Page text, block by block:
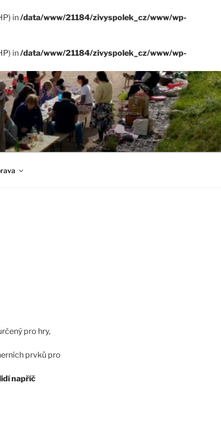
in/data/www/21184/zivyspolek_cz/www/wp-
in/data/www/21184/zivyspolek_cz/www/wp-
pro hry,
prvků pro
napříč